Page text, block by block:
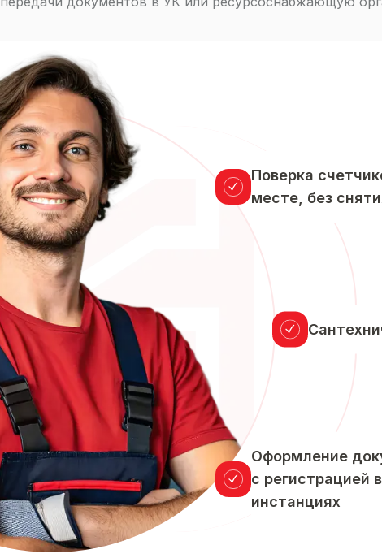
Поверка
месте, без
Оформление
с регистрацией в
инстанциях